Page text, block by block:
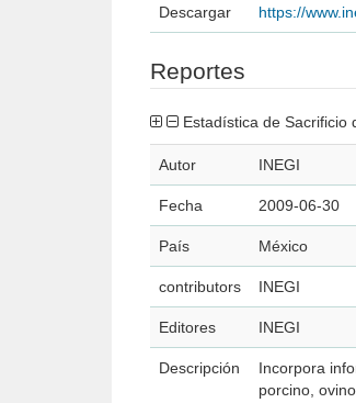
Descargar https://
Reportes
Estadística de Sacrificio
Autor INEGI
Fecha 2009-06-30
País México
contributors INEGI
Editores INEGI
Descripción
Incorpora
porcino,